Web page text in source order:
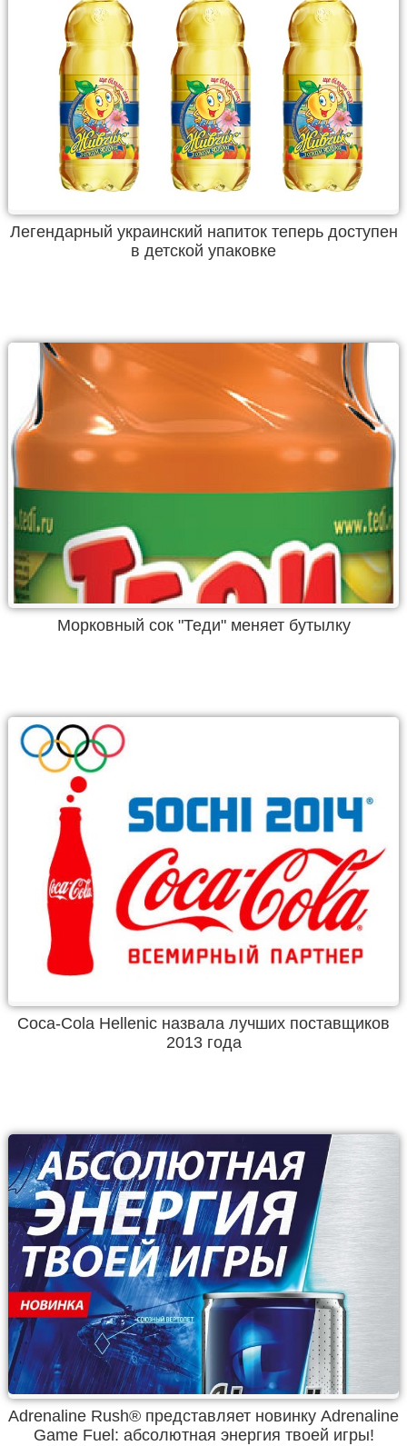
Легендарный украинский напиток теперь доступен
в детской упаковке
Морковный сок "Теди" меняет бутылку
Coca-Cola Hellenic назвала лучших поставщиков
2013 года
Adrenaline Rush® представляет новинку Adrenaline
Game Fuel: абсолютная энергия твоей игры!